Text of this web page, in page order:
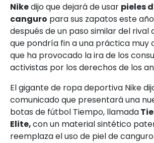
Nikedijo que dejará de usar pieles
canguro para sus zapatos este
después de un paso similar del rival
que pondría fin a una práctica muy
que ha provocado la ira de los
activistas por los derechos de los
El gigante de ropa deportiva Nike
comunicado que presentará una
botas de fútbol Tiempo, llamada
Elite,con un material sintético
reemplaza el uso de piel de canguro.